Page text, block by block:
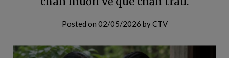
Posted on 02/05/2026 byCTV